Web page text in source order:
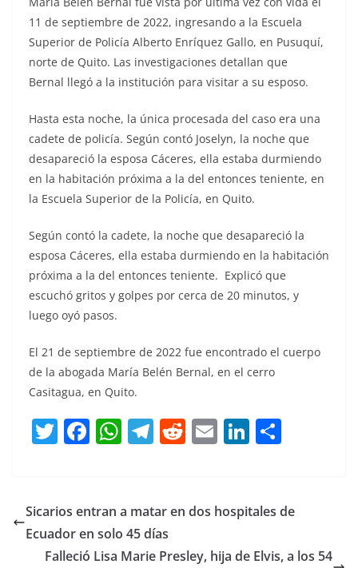
11 de septiembre de 2022, ingresando a la Escuela
Superior de Policía Alberto Enríquez Gallo, en Pusuquí,
norte de Quito. Las investigaciones detallan que
Bernal llegó a la institución para visitar a su esposo.
Hasta esta noche, la única procesada del caso era una
cadete de policía. Según contó Joselyn, la noche que
desapareció la esposa Cáceres, ella estaba durmiendo
en la habitación próxima a la del entonces teniente, en
la Escuela Superior de la Policía, en Quito.
Según contó la cadete, la noche que desapareció la
esposa Cáceres, ella estaba durmiendo en la habitación
próxima a la del entonces teniente. Explicó que
escuchó gritos y golpes por cerca de 20 minutos, y
luego oyó pasos.
El 21 de septiembre de 2022 fue encontrado el cuerpo
de la abogada María Belén Bernal, en el cerro
Casitagua, en Quito.
T
er
F
e
b
o
W
s
A
p
T
gr
a
m
R
di
E
l
Li
e
n
p
tir
Sicarios entran a matar en dos hospitales de
Ecuador en solo 45 días
Falleció Lisa Marie Presley, hija de Elvis, a los 54